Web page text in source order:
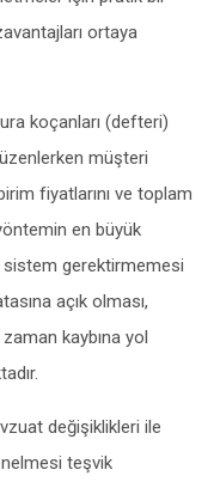
ortaya
koçanları (defteri)
müşteri
fiyatlarını ve toplam
en büyük
sistem gerektirmemesi
açık olması,
kaybına yol
değişiklikleri ile
teşvik